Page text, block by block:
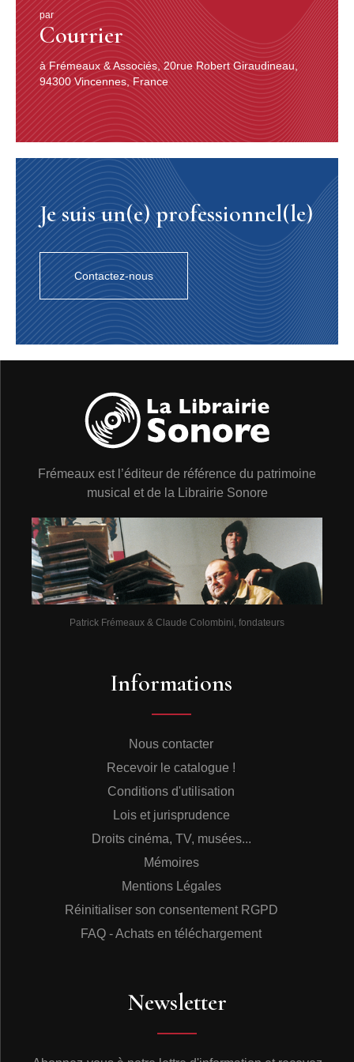
par
Courrier
à Frémeaux & Associés, 20rue Robert Giraudineau,
94300 Vincennes, France
Je suis un(e) professionnel(le)
Contactez-nous
Frémeaux est l’éditeur de référence du patrimoine
musical et de la Librairie Sonore
Patrick Frémeaux & Claude Colombini, fondateurs
Informations
Nous contacter
Recevoir le catalogue !
Conditions d'utilisation
Lois et jurisprudence
Droits cinéma, TV, musées...
Mémoires
Mentions Légales
Réinitialiser son consentement RGPD
FAQ - Achats en téléchargement
Newsletter